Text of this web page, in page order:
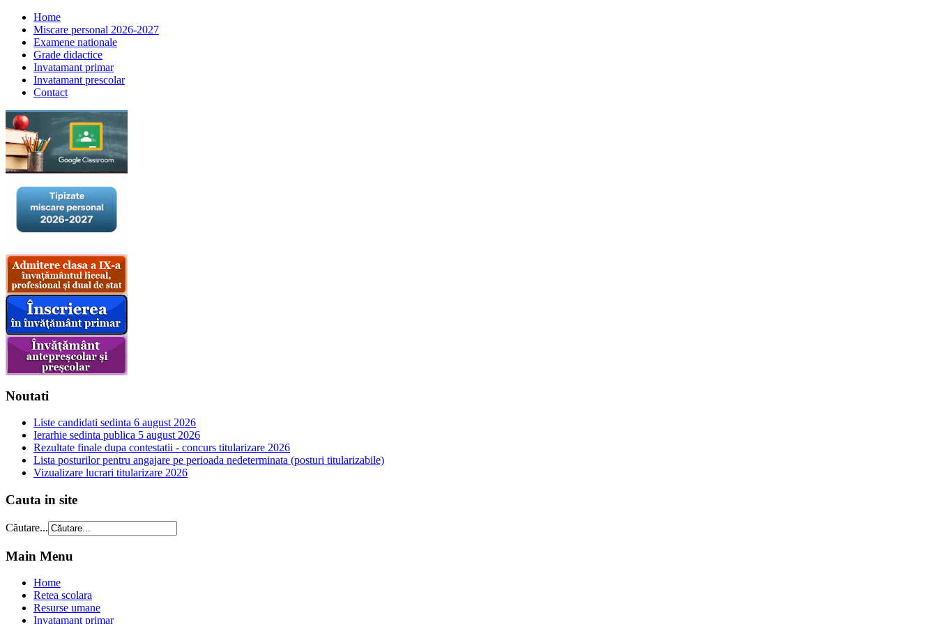
Home
Miscare personal 2026-2027
Examene nationale
Grade didactice
Invatamant primar
Invatamant prescolar
Contact
Noutati
Liste candidati sedinta 6 august 2026
Ierarhie sedinta publica 5 august 2026
Rezultate finale dupa contestatii - concurs titularizare 2026
Lista posturilor pentru angajare pe perioada nedeterminata (posturi titularizabile)
Vizualizare lucrari titularizare 2026
Cauta in site
Căutare...
Main Menu
Home
Retea scolara
Resurse umane
Invatamant primar